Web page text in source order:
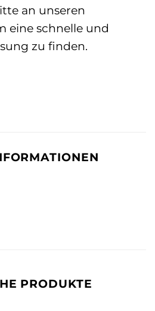
an unseren
eine schnelle und
zu finden.
PRODUKTE